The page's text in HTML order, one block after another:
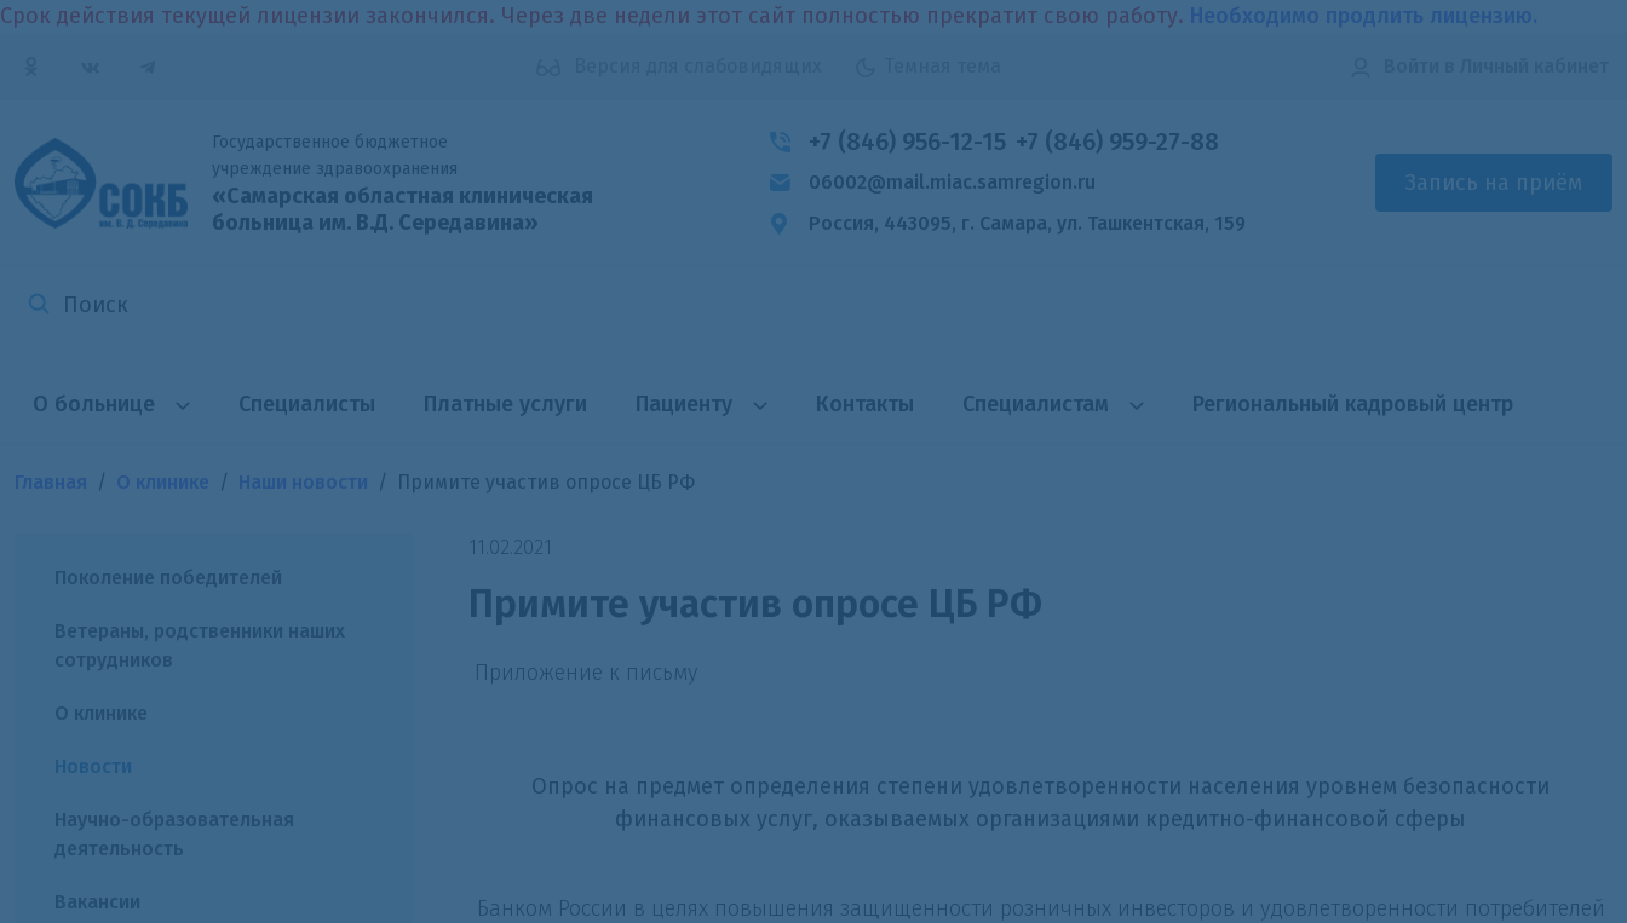
Срок действия текущей лицензии закончился. Через две недели этот сайт полностью прекратит свою работу.
Государственное бюджетное
учреждение здравоохранения
«Самарская областная клиническая
больница им. В.Д. Середавина»
+7 (846) 956-12-15 +7 (846) 959-27-88
06002@mail.miac.samregion.ru
Россия, 443095, г. Самара, ул. Ташкентская, 159
Запись на приём
О больнице Специалисты Платные услуги Пациенту Контакты Специалистам Региональный кадровый центр
Примите участив опросе ЦБ РФ
Поколение победителей
Ветераны, родственники наших
сотрудников
О клинике
Новости
Научно-образовательная
деятельность
Вакансии
11.02.2021
Примите участив опросе ЦБ РФ
Приложение к письму
Опрос на предмет определения степени удовлетворенности населения уровнем безопасности
финансовых услуг, оказываемых организациями кредитно-финансовой сферы
Банком России в целях повышения защищенности розничных инвесторов и удовлетворенности потребителей